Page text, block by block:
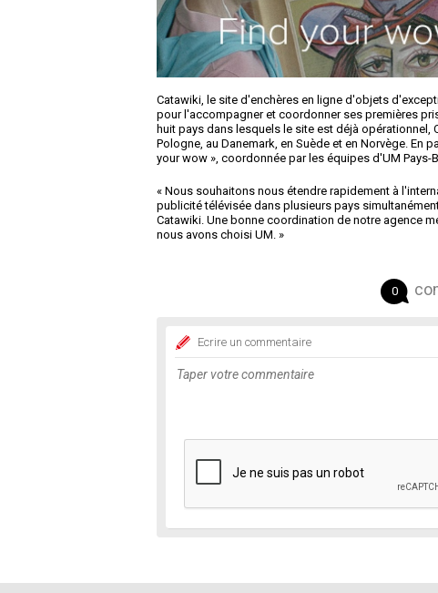
Catawiki, le site d'enchères en ligne d'objets
pour l'accompagner et coordonner ses premières
huit pays dans lesquels le site est déjà opérationnel,
Pologne, au Danemark, en Suède et en Norvège. En
your wow », coordonnée par les équipes d'UM Pays-
« Nous souhaitons nous étendre rapidement à
publicité télévisée dans plusieurs pays
Catawiki. Une bonne coordination de notre agence
nous avons choisi UM. »
0
Ecrire un commentaire